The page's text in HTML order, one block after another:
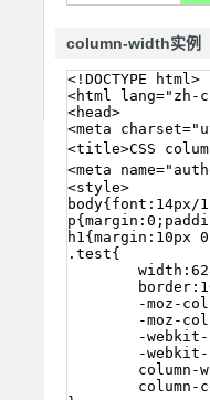
column-width实例